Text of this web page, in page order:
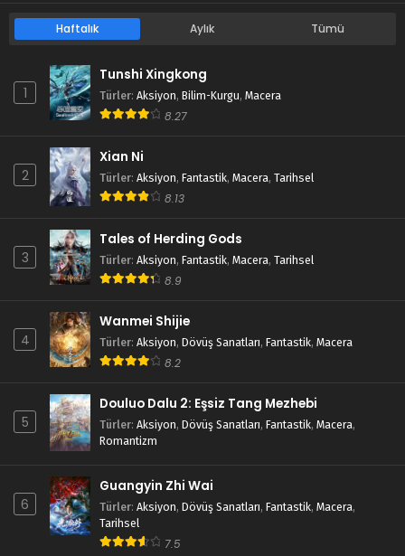
Haftalık Aylık Tümü
1
Tunshi Xingkong
Türler: Aksiyon, Bilim-Kurgu, Macera
8.27
2
Xian Ni
Türler: Aksiyon, Fantastik, Macera, Tarihsel
8.13
3
Tales of Herding Gods
Türler: Aksiyon, Fantastik, Macera, Tarihsel
8.9
4
Wanmei Shijie
Türler: Aksiyon, Dövüş Sanatları, Fantastik, Macera
8.2
5
Douluo Dalu 2: Eşsiz Tang Mezhebi
Türler: Aksiyon, Dövüş Sanatları, Fantastik, Macera,
Romantizm
6
Guangyin Zhi Wai
Türler: Aksiyon, Dövüş Sanatları, Fantastik, Macera,
Tarihsel
7.5